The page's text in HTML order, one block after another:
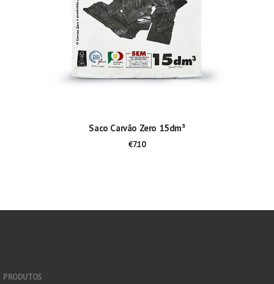
ADICIONAR
Saco Carvão Zero 15dm³
€7.10
PRODUTOS